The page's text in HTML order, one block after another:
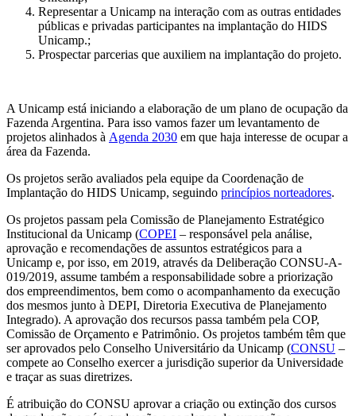
Representar a Unicamp na interação com as outras entidades
públicas e privadas participantes na implantação do HIDS
Unicamp.;
Prospectar parcerias que auxiliem na implantação do projeto.
A Unicamp está iniciando a elaboração de um plano de ocupação da
Fazenda Argentina. Para isso vamos fazer um levantamento de
projetos alinhados à Agenda 2030 em que haja interesse de ocupar a
área da Fazenda.
Os projetos serão avaliados pela equipe da Coordenação de
Implantação do HIDS Unicamp, seguindo princípios norteadores.
Os projetos passam pela Comissão de Planejamento Estratégico
Institucional da Unicamp (COPEI – responsável pela análise,
aprovação e recomendações de assuntos estratégicos para a
Unicamp e, por isso, em 2019, através da Deliberação CONSU-A-
019/2019, assume também a responsabilidade sobre a priorização
dos empreendimentos, bem como o acompanhamento da execução
dos mesmos junto à DEPI, Diretoria Executiva de Planejamento
Integrado). A aprovação dos recursos passa também pela COP,
Comissão de Orçamento e Patrimônio. Os projetos também têm que
ser aprovados pelo Conselho Universitário da Unicamp (CONSU –
compete ao Conselho exercer a jurisdição superior da Universidade
e traçar as suas diretrizes.
É atribuição do CONSU aprovar a criação ou extinção dos cursos